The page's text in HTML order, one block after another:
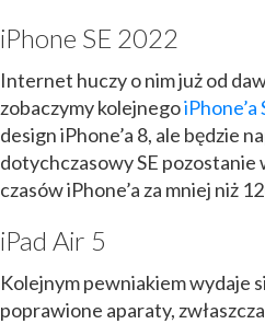
iPhone SE 2022
Internet huczy o nim już od
zobaczymy kolejnegoiPhone’a
design iPhone’a 8, ale będzie
dotychczasowy SE pozostanie
czasów iPhone’a za mniej niż
iPad Air 5
Kolejnym pewniakiem wydaje
poprawione aparaty,